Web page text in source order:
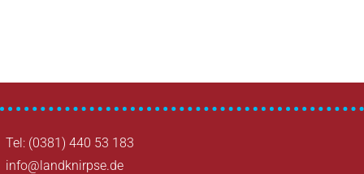
Tel: (0381) 440 53 183
info@landknirpse.de